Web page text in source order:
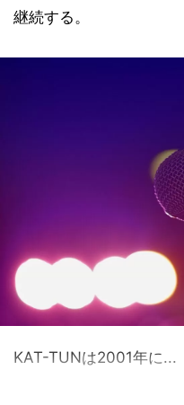
継続する。
KAT-TUNは2001年に...